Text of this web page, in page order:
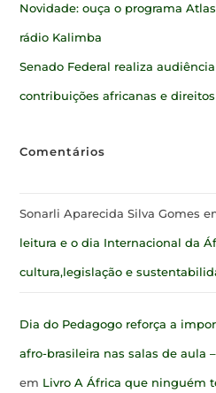
Novidade: ouça o programa
rádio Kalimba
Senado Federal realiza
contribuições africanas e
Comentários
Sonarli Aparecida Silva Gomes
leitura e o dia Internacional da
cultura,legislação e
Dia do Pedagogo reforça a
afro-brasileira nas salas de aula
em Livro A África que ninguém